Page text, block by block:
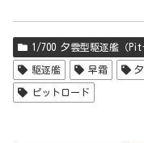
1/700 夕雲型駆逐艦（
駆逐艦 早霜
ピットロード